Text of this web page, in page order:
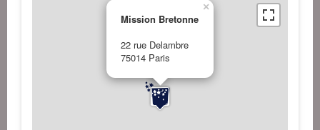
Mission Bretonne
22 rue Delambre
75014 Paris
×